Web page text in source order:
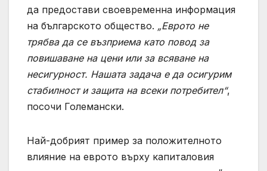
да предостави своевременна информация
на българското общество. „Еврото не
трябва да се възприема като повод за
повишаване на цени или за всяване на
несигурност. Нашата задача е да осигурим
стабилност и защита на всеки потребител“,
посочи Големански.
Най-добрият пример за положителното
влияние на еврото върху капиталовия